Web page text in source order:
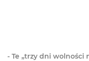
- Te „trzy dni wolności